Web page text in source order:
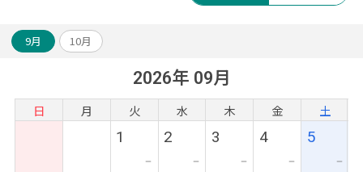
9月 10月
2026年 09月
日 月 火 水 木 金 土
1
ー
2
ー
3
ー
4
ー
5
ー